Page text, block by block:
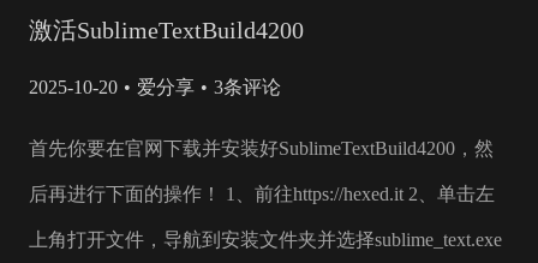
激活SublimeTextBuild4200
2025-10-20 爱分享 3条评论
首先你要在官网下载并安装好SublimeTextBuild4200，然
后再进行下面的操作！ 1、前往https://hexed.it 2、单击左
上角打开文件，导航到安装文件夹并选择sublime_text.exe